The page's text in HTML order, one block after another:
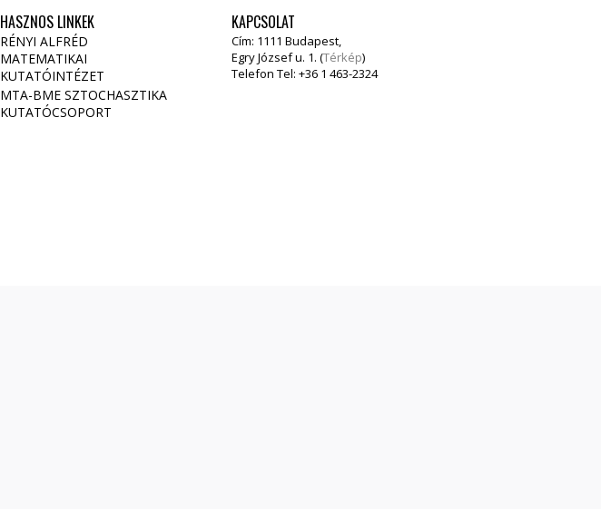
HASZNOS LINKEK
RÉNYI ALFRÉD
MATEMATIKAI
KUTATÓINTÉZET
MTA-BME SZTOCHASZTIKA
KUTATÓCSOPORT
KAPCSOLAT
Cím: 1111 Budapest,
Egry József u. 1. (Térkép)
Telefon Tel: +36 1 463-2324